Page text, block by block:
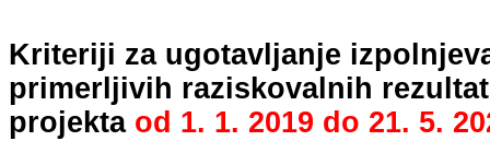
Kriteriji za ugotavljanje
primerljivih raziskovalnih
projekta od 1. 1. 2019 do 21. 5.